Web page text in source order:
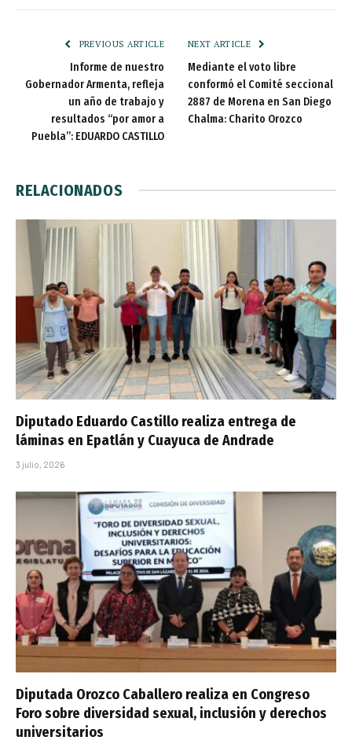
PREVIOUS ARTICLE
Informe de nuestro
Gobernador Armenta, refleja
un año de trabajo y
resultados “por amor a
Puebla”: EDUARDO CASTILLO
NEXT ARTICLE
Mediante el voto libre
conformó el Comité seccional
2887 de Morena en San Diego
Chalma: Charito Orozco
RELACIONADOS
Diputado Eduardo Castillo realiza entrega de
láminas en Epatlán y Cuayuca de Andrade
3 julio, 2026
Diputada Orozco Caballero realiza en Congreso
Foro sobre diversidad sexual, inclusión y derechos
universitarios